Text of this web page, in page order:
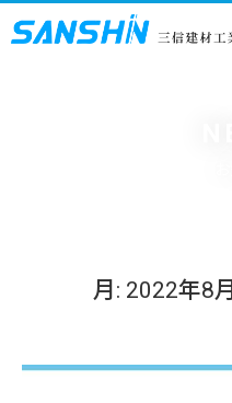
月: 2022年8月